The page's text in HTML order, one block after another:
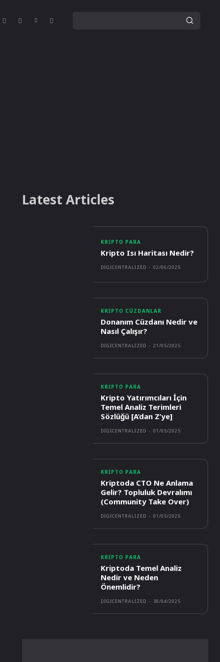
Latest Articles
KRIPTO PARA
Kripto Isı Haritası Nedir?
DIGICENTRALIZED - 02/06/2025
KRIPTO CÜZDANLAR
Donanım Cüzdanı Nedir ve
Nasıl Çalışır?
DIGICENTRALIZED - 21/05/2025
KRIPTO PARA
Kripto Yatırımcıları İçin
Temel Analiz Terimleri
Sözlüğü [A’dan Z’ye]
DIGICENTRALIZED - 01/05/2025
KRIPTO PARA
Kriptoda CTO Ne Anlama
Gelir? Topluluk Devralımı
(Community Take Over)
DIGICENTRALIZED - 01/05/2025
KRIPTO PARA
Kriptoda Temel Analiz
Nedir ve Neden
Önemlidir?
DIGICENTRALIZED - 30/04/2025